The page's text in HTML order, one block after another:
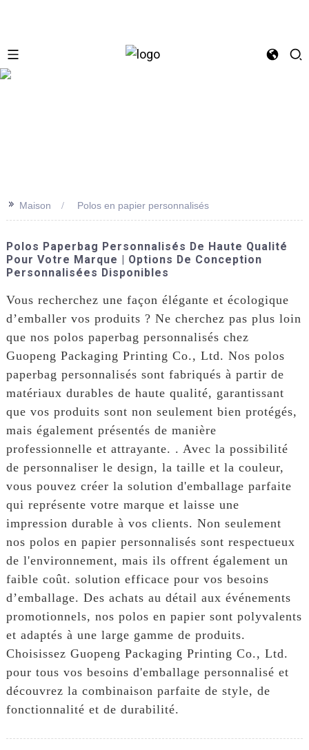
>> Maison Polos en papier personnalisés
Polos Paperbag Personnalisés De Haute Qualité
Pour Votre Marque | Options De Conception
Personnalisées Disponibles
Vous recherchez une façon élégante et écologique
d’emballer vos produits ? Ne cherchez pas plus loin
que nos polos paperbag personnalisés chez
Guopeng Packaging Printing Co., Ltd. Nos polos
paperbag personnalisés sont fabriqués à partir de
matériaux durables de haute qualité, garantissant
que vos produits sont non seulement bien protégés,
mais également présentés de manière
professionnelle et attrayante. . Avec la possibilité
de personnaliser le design, la taille et la couleur,
vous pouvez créer la solution d'emballage parfaite
qui représente votre marque et laisse une
impression durable à vos clients. Non seulement
nos polos en papier personnalisés sont respectueux
de l'environnement, mais ils offrent également un
faible coût. solution efficace pour vos besoins
d’emballage. Des achats au détail aux événements
promotionnels, nos polos en papier sont polyvalents
et adaptés à une large gamme de produits.
Choisissez Guopeng Packaging Printing Co., Ltd.
pour tous vos besoins d'emballage personnalisé et
découvrez la combinaison parfaite de style, de
fonctionnalité et de durabilité.